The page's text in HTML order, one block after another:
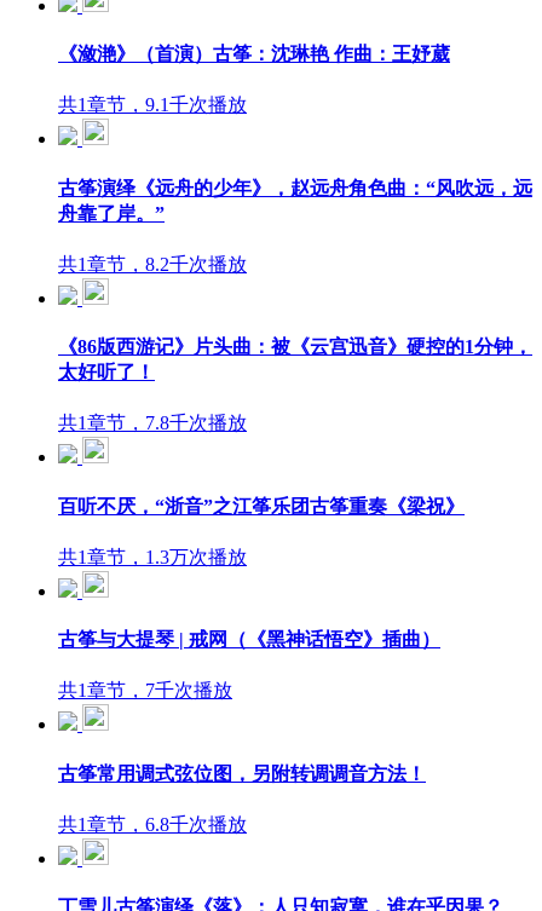
《潋滟》（首演）古筝：沈琳艳 作曲：王妤葳
共1章节，9.1千次播放
古筝演绎《远舟的少年》，赵远舟角色曲：“风吹远，远
舟靠了岸。”
共1章节，8.2千次播放
《86版西游记》片头曲：被《云宫迅音》硬控的1分钟，
太好听了！
共1章节，7.8千次播放
百听不厌，“浙音”之江筝乐团古筝重奏《梁祝》
共1章节，1.3万次播放
古筝与大提琴 | 戒网（《黑神话悟空》插曲）
共1章节，7千次播放
古筝常用调式弦位图，另附转调调音方法！
共1章节，6.8千次播放